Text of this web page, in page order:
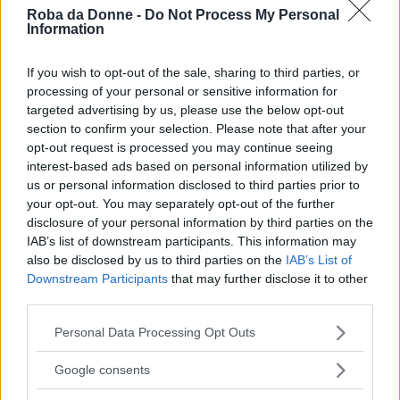
Roba da Donne - Do Not Process My Personal
Information
If you wish to opt-out of the sale, sharing to third parties, or
processing of your personal or sensitive information for
targeted advertising by us, please use the below opt-out
section to confirm your selection. Please note that after your
opt-out request is processed you may continue seeing
interest-based ads based on personal information utilized by
us or personal information disclosed to third parties prior to
your opt-out. You may separately opt-out of the further
disclosure of your personal information by third parties on the
IAB’s list of downstream participants. This information may
also be disclosed by us to third parties on the IAB’s List of
Downstream Participants that may further disclose it to other
Please note that this website/app uses one or more Google
not limited to your visit or usage behaviour. You may click to
Personal Data Processing Opt Outs
Google consents
Sono passati quarant’anni da quella notte, ma
avanti, rendendo difficile il rapporto con la
figlia Shannon e con la madre Maria.
Ma un giorno riceve unavisita inaspettata
qualcuno che fa parte del suo passato che
risveglia quesiti su quella fatidica
notte, portando alla luce segreti insospettabili e
responsabilità dimenticate.
Per Julie è arrivato il momento diaffrontare il
passatoe fare i conti con i sentimenti che tanti
anni prima portarono alla morte di sua sorella.